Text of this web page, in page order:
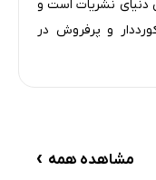
دنیای نشریات است و
و پرفروش در
مشاهده همه ›